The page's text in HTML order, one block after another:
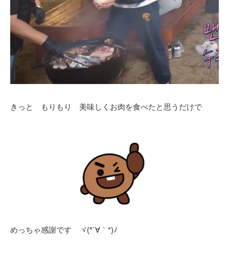
きっと もりもり 美味しくお肉を食べたと思うだけで
めっちゃ感謝です ヾ(*´∀｀*)ﾉ